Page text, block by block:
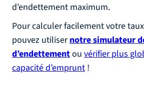
d’endettement maximum.
Pour calculer facilement votre
pouvez utilisernotre simulateur
d’endettementou vérifier plus
capacité d’emprunt !